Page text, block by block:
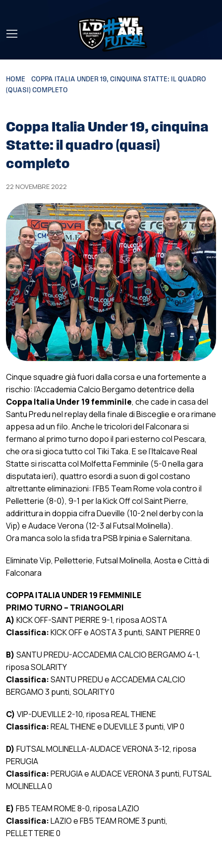
HOME
COPPA ITALIA UNDER 19, CINQUINA STATTE: IL QUADRO
(QUASI) COMPLETO
Coppa Italia Under 19, cinquina
Statte: il quadro (quasi)
completo
22 NOVEMBRE 2022
Cinque squadre già fuori dalla corsa e una fortemente a
rischio: l’Accademia Calcio Bergamo detentrice della
Coppa Italia Under 19 femminile, che cade in casa del
Santu Predu nel replay della finale di Bisceglie e ora rimane
appesa ad un filo. Anche le tricolori del Falconara si
fermano al primo turno dopo il pari esterno col Pescara,
che ora si gioca tutto col Tiki Taka. E se l’Italcave Real
Statte si riscatta col Molfetta Femminile (5-0 nella gara
disputata ieri), quattro esordi a suon di gol costano
altrettante eliminazioni: l’FB5 Team Rome vola contro il
Pelletterie (8-0), 9-1 per la Kick Off col Saint Pierre,
addirittura in doppia cifra Dueville (10-2 nel derby con la
Vip) e Audace Verona (12-3 al Futsal Molinella).
Ora manca solo la sfida tra PSB Irpinia e Salernitana.
Eliminate Vip, Pelletterie, Futsal Molinella, Aosta e Città di
Falconara
COPPA ITALIA UNDER 19 FEMMINILE
PRIMO TURNO – TRIANGOLARI
A) KICK OFF-SAINT PIERRE 9-1, riposa AOSTA
Classifica:KICK OFF e AOSTA 3 punti, SAINT PIERRE 0
B) SANTU PREDU-ACCADEMIA CALCIO BERGAMO 4-1,
riposa SOLARITY
Classifica:SANTU PREDU e ACCADEMIA CALCIO
BERGAMO 3 punti, SOLARITY 0
C) VIP-DUEVILLE 2-10, riposa REAL THIENE
Classifica:REAL THIENE e DUEVILLE 3 punti, VIP 0
D) FUTSAL MOLINELLA-AUDACE VERONA 3-12, riposa
PERUGIA
Classifica:PERUGIA e AUDACE VERONA 3 punti, FUTSAL
MOLINELLA 0
E) FB5 TEAM ROME 8-0, riposa LAZIO
Classifica:LAZIO e FB5 TEAM ROME 3 punti,
PELLETTERIE 0